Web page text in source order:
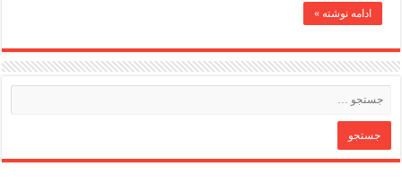
ادامه نوشته »